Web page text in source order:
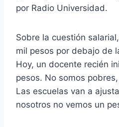
por Radio Universidad.
Sobre la cuestión
mil pesos por debajo de
Hoy, un docente recién
pesos. No somos
Las escuelas van a
nosotros no vemos un